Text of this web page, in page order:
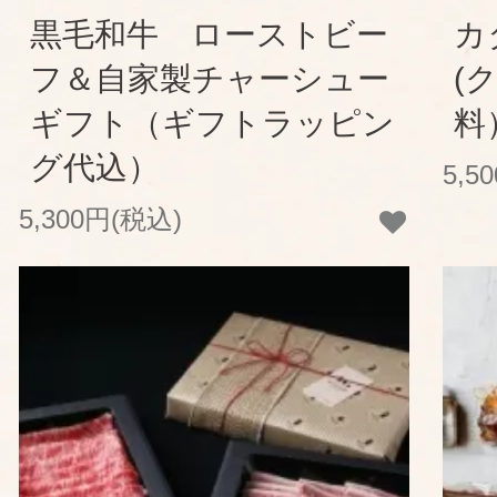
黒毛和牛 ローストビー
フ＆自家製チャーシュー
ギフト（ギフトラッピン
グ代込）
5,300円(税込)
(
料